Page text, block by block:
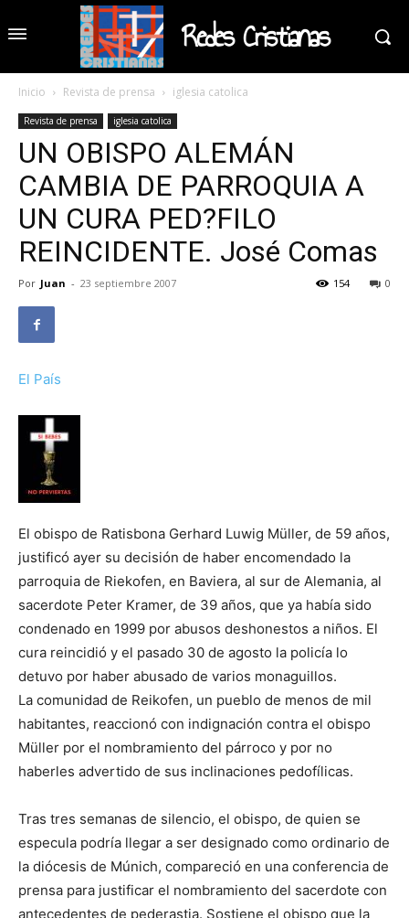
Redes Cristianas
Inicio Revista de prensa iglesia catolica
Revista de prensa iglesia catolica
UN OBISPO ALEMÁN
CAMBIA DE PARROQUIA A
UN CURA PED?FILO
REINCIDENTE. José Comas
Por Juan - 23 septiembre 2007 0
154
El País
El obispo de Ratisbona Gerhard Luwig Müller, de 59 años,
justificó ayer su decisión de haber encomendado la
parroquia de Riekofen, en Baviera, al sur de Alemania, al
sacerdote Peter Kramer, de 39 años, que ya había sido
condenado en 1999 por abusos deshonestos a niños. El
cura reincidió y el pasado 30 de agosto la policía lo
detuvo por haber abusado de varios monaguillos.
La comunidad de Reikofen, un pueblo de menos de mil
habitantes, reaccionó con indignación contra el obispo
Müller por el nombramiento del párroco y por no
haberles advertido de sus inclinaciones pedofílicas.
Tras tres semanas de silencio, el obispo, de quien se
especula podría llegar a ser designado como ordinario de
la diócesis de Múnich, compareció en una conferencia de
prensa para justificar el nombramiento del sacerdote con
antecedentes de pederastia. Sostiene el obispo que la